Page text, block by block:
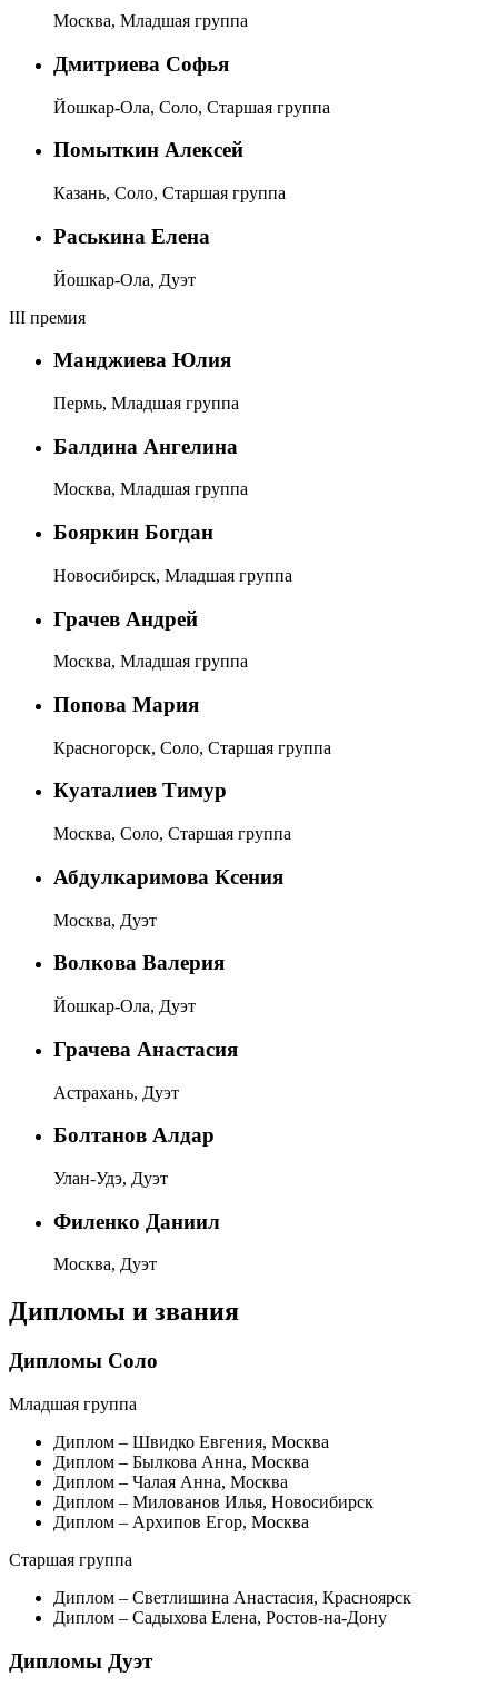
Москва, Младшая группа
Дмитриева Софья
Йошкар-Ола, Соло, Старшая группа
Помыткин Алексей
Казань, Соло, Старшая группа
Раськина Елена
Йошкар-Ола, Дуэт
III премия
Манджиева Юлия
Пермь, Младшая группа
Балдина Ангелина
Москва, Младшая группа
Бояркин Богдан
Новосибирск, Младшая группа
Грачев Андрей
Москва, Младшая группа
Попова Мария
Красногорск, Соло, Старшая группа
Куаталиев Тимур
Москва, Соло, Старшая группа
Абдулкаримова Ксения
Москва, Дуэт
Волкова Валерия
Йошкар-Ола, Дуэт
Грачева Анастасия
Астрахань, Дуэт
Болтанов Алдар
Улан-Удэ, Дуэт
Филенко Даниил
Москва, Дуэт
Дипломы и звания
Дипломы Соло
Младшая группа
Диплом – Швидко Евгения, Москва
Диплом – Былкова Анна, Москва
Диплом – Чалая Анна, Москва
Диплом – Милованов Илья, Новосибирск
Диплом – Архипов Егор, Москва
Старшая группа
Диплом – Светлишина Анастасия, Красноярск
Диплом – Садыхова Елена, Ростов-на-Дону
Дипломы Дуэт